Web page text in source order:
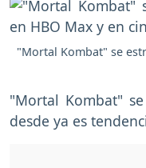
"Mortal Kombat" se
"Mortal Kombat"
desde ya es